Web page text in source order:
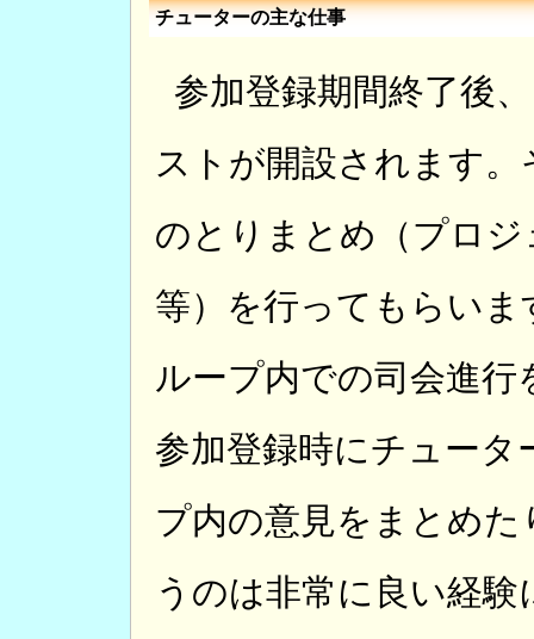
チューターの主な仕事
参加登録期間終了後
ストが開設されます
のとりまとめ（プロ
等）を行ってもらい
ループ内での司会進
参加登録時にチュー
プ内の意見をまとめ
うのは非常に良い経